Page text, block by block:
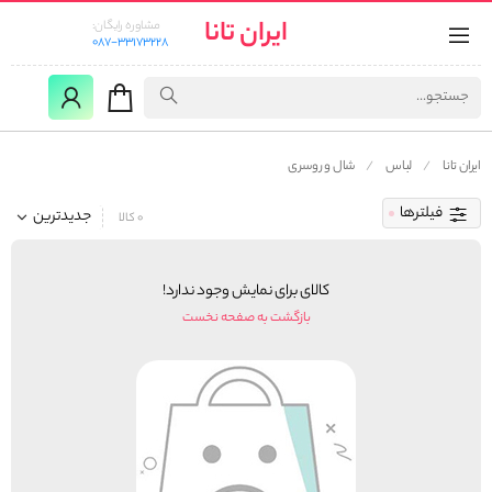
ایران تانا
مشاوره رایگان:
087-33173228
ایران تانا لباس شال و روسری
فیلترها جدیدترین 0 کالا
کالای برای نمایش وجود ندارد!
بازگشت به صفحه نخست